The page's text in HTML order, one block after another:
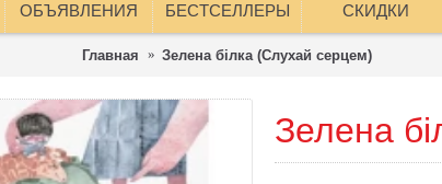
ОБЪЯВЛЕНИЯ БЕСТСЕЛЛЕРЫ СКИДКИ
Главная Зелена білка (Слухай серцем)
Зелена